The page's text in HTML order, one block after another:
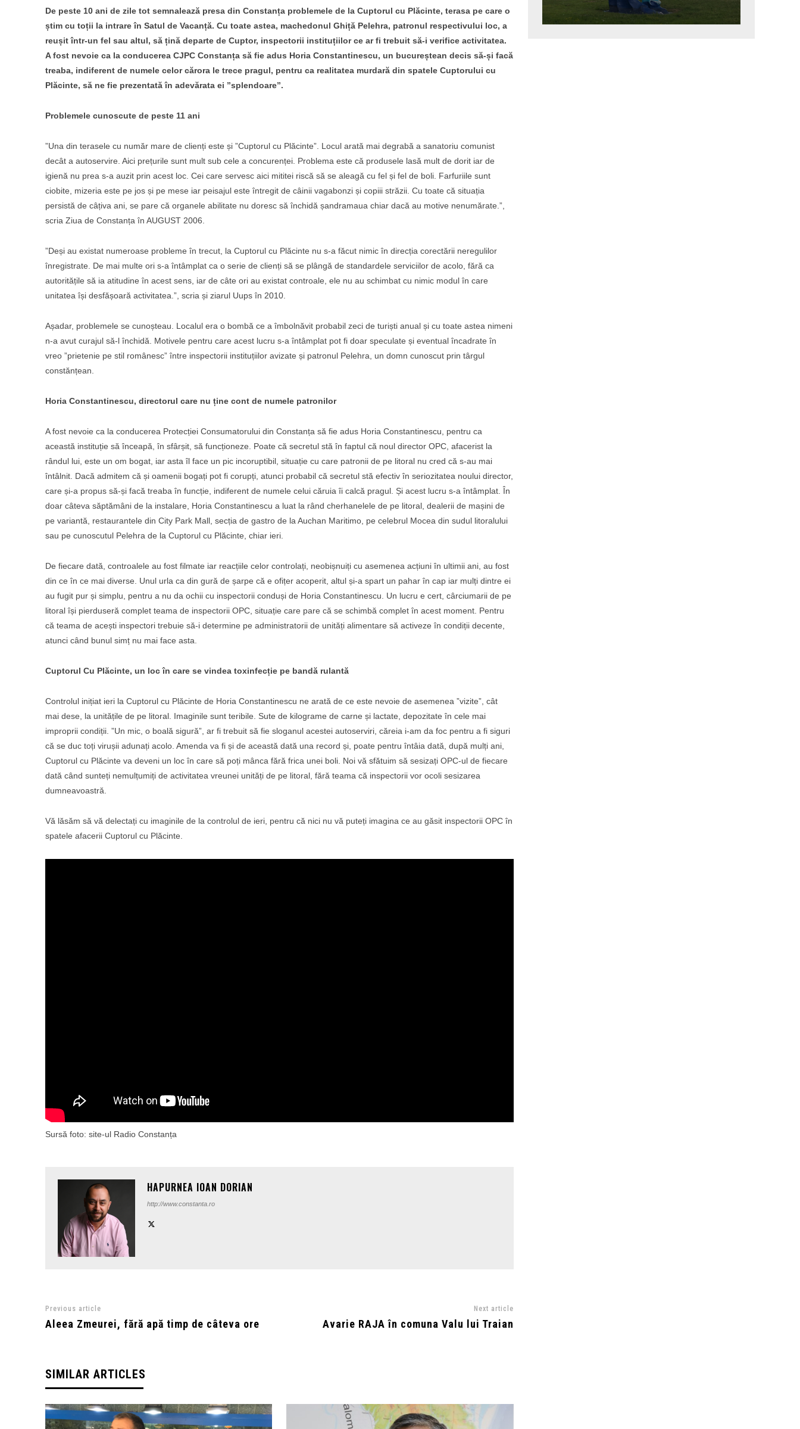
De peste 10 ani de zile tot semnalează presa din Constanța problemele de la Cuptorul cu Plăcinte, terasa pe care o
știm cu toții la intrare în Satul de Vacanță. Cu toate astea, machedonul Ghiță Pelehra, patronul respectivului loc, a
reușit într-un fel sau altul, să țină departe de Cuptor, inspectorii instituțiilor ce ar fi trebuit să-i verifice activitatea.
A fost nevoie ca la conducerea CJPC Constanța să fie adus Horia Constantinescu, un bucureștean decis să-și facă
treaba, indiferent de numele celor cărora le trece pragul, pentru ca realitatea murdară din spatele Cuptorului cu
Plăcinte, să ne fie prezentată în adevărata ei ”splendoare”.
Problemele cunoscute de peste 11 ani
”Una din terasele cu număr mare de clienți este și ”Cuptorul cu Plăcinte”. Locul arată mai degrabă a sanatoriu comunist
decât a autoservire. Aici prețurile sunt mult sub cele a concurenței. Problema este că produsele lasă mult de dorit iar de
igienă nu prea s-a auzit prin acest loc. Cei care servesc aici mititei riscă să se aleagă cu fel și fel de boli. Farfuriile sunt
ciobite, mizeria este pe jos și pe mese iar peisajul este întregit de câinii vagabonzi și copiii străzii. Cu toate că situația
persistă de câțiva ani, se pare că organele abilitate nu doresc să închidă șandramaua chiar dacă au motive nenumărate.”,
scria Ziua de Constanța în AUGUST 2006.
”Deși au existat numeroase probleme în trecut, la Cuptorul cu Plăcinte nu s-a făcut nimic în direcția corectării neregulilor
înregistrate. De mai multe ori s-a întâmplat ca o serie de clienți să se plângă de standardele serviciilor de acolo, fără ca
autoritățile să ia atitudine în acest sens, iar de câte ori au existat controale, ele nu au schimbat cu nimic modul în care
unitatea își desfășoară activitatea.”, scria și ziarul Uups în 2010.
Așadar, problemele se cunoșteau. Localul era o bombă ce a îmbolnăvit probabil zeci de turiști anual și cu toate astea nimeni
n-a avut curajul să-l închidă. Motivele pentru care acest lucru s-a întâmplat pot fi doar speculate și eventual încadrate în
vreo ”prietenie pe stil românesc” între inspectorii instituțiilor avizate și patronul Pelehra, un domn cunoscut prin târgul
constănțean.
Horia Constantinescu, directorul care nu ține cont de numele patronilor
A fost nevoie ca la conducerea Protecției Consumatorului din Constanța să fie adus Horia Constantinescu, pentru ca
această instituție să înceapă, în sfârșit, să funcționeze. Poate că secretul stă în faptul că noul director OPC, afacerist la
rândul lui, este un om bogat, iar asta îl face un pic incoruptibil, situație cu care patronii de pe litoral nu cred că s-au mai
întâlnit. Dacă admitem că și oamenii bogați pot fi corupți, atunci probabil că secretul stă efectiv în seriozitatea noului director,
care și-a propus să-și facă treaba în funcție, indiferent de numele celui căruia îi calcă pragul. Și acest lucru s-a întâmplat. În
doar câteva săptămâni de la instalare, Horia Constantinescu a luat la rând cherhanelele de pe litoral, dealerii de mașini de
pe variantă, restaurantele din City Park Mall, secția de gastro de la Auchan Maritimo, pe celebrul Mocea din sudul litoralului
sau pe cunoscutul Pelehra de la Cuptorul cu Plăcinte, chiar ieri.
De fiecare dată, controalele au fost filmate iar reacțiile celor controlați, neobișnuiți cu asemenea acțiuni în ultimii ani, au fost
din ce în ce mai diverse. Unul urla ca din gură de șarpe că e ofițer acoperit, altul și-a spart un pahar în cap iar mulți dintre ei
au fugit pur și simplu, pentru a nu da ochii cu inspectorii conduși de Horia Constantinescu. Un lucru e cert, cârciumarii de pe
litoral își pierduseră complet teama de inspectorii OPC, situație care pare că se schimbă complet în acest moment. Pentru
că teama de acești inspectori trebuie să-i determine pe administratorii de unități alimentare să activeze în condiții decente,
atunci când bunul simț nu mai face asta.
Cuptorul Cu Plăcinte, un loc în care se vindea toxinfecție pe bandă rulantă
Controlul inițiat ieri la Cuptorul cu Plăcinte de Horia Constantinescu ne arată de ce este nevoie de asemenea ”vizite”, cât
mai dese, la unitățile de pe litoral. Imaginile sunt teribile. Sute de kilograme de carne și lactate, depozitate în cele mai
improprii condiții. ”Un mic, o boală sigură”, ar fi trebuit să fie sloganul acestei autoserviri, căreia i-am da foc pentru a fi siguri
că se duc toți virușii adunați acolo. Amenda va fi și de această dată una record și, poate pentru întâia dată, după mulți ani,
Cuptorul cu Plăcinte va deveni un loc în care să poți mânca fără frica unei boli. Noi vă sfătuim să sesizați OPC-ul de fiecare
dată când sunteți nemulțumiți de activitatea vreunei unități de pe litoral, fără teama că inspectorii vor ocoli sesizarea
dumneavoastră.
Vă lăsăm să vă delectați cu imaginile de la controlul de ieri, pentru că nici nu vă puteți imagina ce au găsit inspectorii OPC în
spatele afacerii Cuptorul cu Plăcinte.
Sursă foto: site-ul Radio Constanța
HAPURNEA IOAN DORIAN
http://www.constanta.ro
Previous article
Aleea Zmeurei, fără apă timp de câteva ore
Next article
Avarie RAJA în comuna Valu lui Traian
SIMILAR ARTICLES